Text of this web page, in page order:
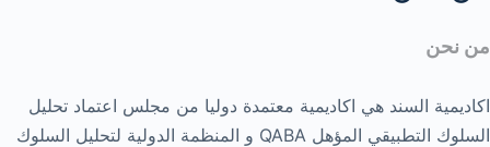
من نحن
اكاديمية السند هي اكاديمية معتمدة دوليا من مجلس اعتماد تحليل
السلوك التطبيقي المؤهل QABA و المنظمة الدولية لتحليل السلوك